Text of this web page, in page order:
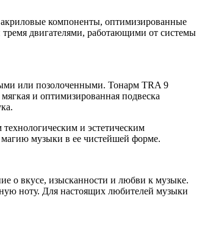
акриловые компоненты, оптимизированные
двигателями, работающими от системы
или позолоченными. Тонарм TRA 9
и оптимизированная подвеска
и эстетическим
музыки в ее чистейшей форме.
о вкусе, изысканности и любви к музыке.
ноту. Для настоящих любителей музыки